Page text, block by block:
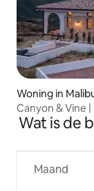
Woning in
Canyon & Vine
en de canyon
Wat is de
Maand